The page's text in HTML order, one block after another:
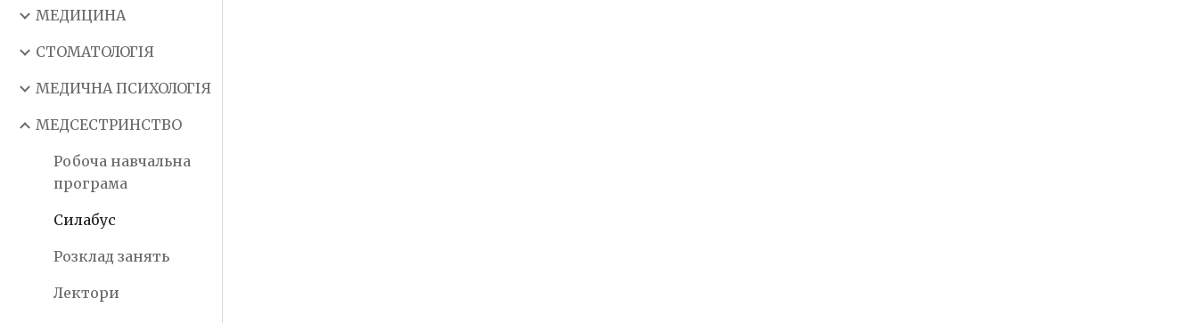
МЕДИЦИНА
СТОМАТОЛОГІЯ
МЕДИЧНА ПСИХОЛОГІЯ
МЕДСЕСТРИНСТВО
Робоча навчальна
програма
Силабус
Розклад занять
Лектори